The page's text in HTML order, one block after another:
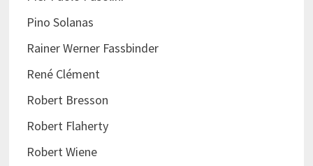
Pino Solanas
Rainer Werner Fassbinder
René Clément
Robert Bresson
Robert Flaherty
Robert Wiene